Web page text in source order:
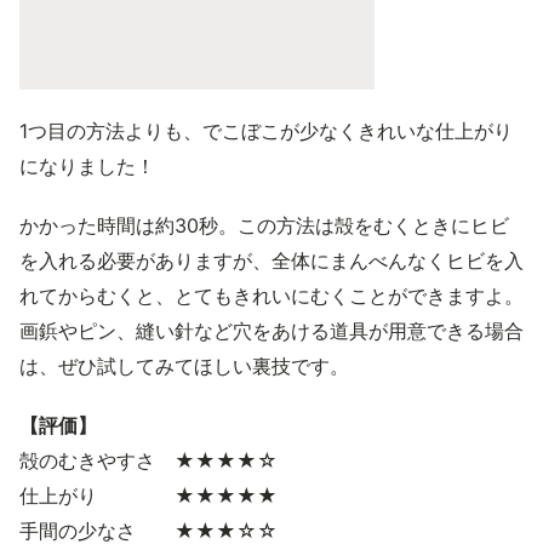
1つ目の方法よりも、でこぼこが少なくきれいな仕上がり
になりました！
かかった時間は約30秒。この方法は殻をむくときにヒビ
を入れる必要がありますが、全体にまんべんなくヒビを入
れてからむくと、とてもきれいにむくことができますよ。
画鋲やピン、縫い針など穴をあける道具が用意できる場合
は、ぜひ試してみてほしい裏技です。
【評価】
殻のむきやすさ ★★★★☆
仕上がり ★★★★★
手間の少なさ ★★★☆☆